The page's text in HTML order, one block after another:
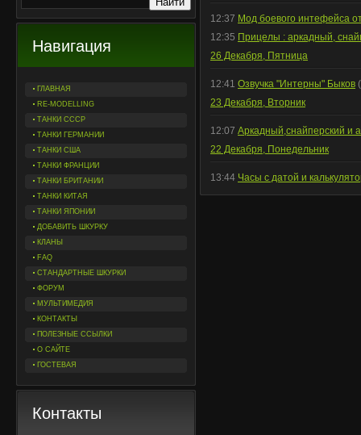
Навигация
ГЛАВНАЯ
RE-MODELLING
ТАНКИ СССР
ТАНКИ ГЕРМАНИИ
ТАНКИ США
ТАНКИ ФРАНЦИИ
ТАНКИ БРИТАНИИ
ТАНКИ КИТАЯ
ТАНКИ ЯПОНИИ
ДОБАВИТЬ ШКУРКУ
КЛАНЫ
FAQ
СТАНДАРТНЫЕ ШКУРКИ
ФОРУМ
МУЛЬТИМЕДИЯ
КОНТАКТЫ
ПОЛЕЗНЫЕ ССЫЛКИ
О САЙТЕ
ГОСТЕВАЯ
Контакты
12:37 Мод боевого интефейса
12:35 Прицелы : аркадный,
26 Декабря, Пятница
12:41 Озвучка "Интерны" Быков
23 Декабря, Вторник
12:07 Аркадный,снайперский и
22 Декабря, Понедельник
13:44 Часы с датой и